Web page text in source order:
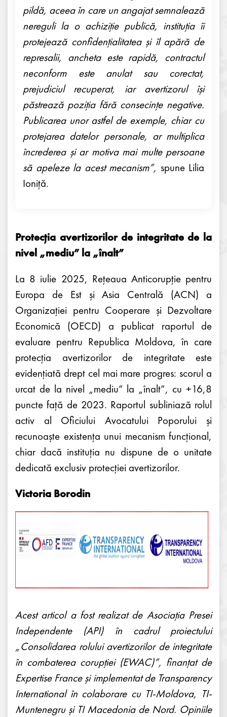
pildă, aceea în care un angajat semnalează
nereguli la o achiziție publică, instituția îi
protejează confidențialitatea și îl apără de
represalii, ancheta este rapidă, contractul
neconform este anulat sau corectat,
prejudiciul recuperat, iar avertizorul își
păstrează poziția fără consecințe negative.
Publicarea unor astfel de exemple, chiar cu
protejarea datelor personale, ar multiplica
încrederea și ar motiva mai multe persoane
să apeleze la acest mecanism”, spune Lilia
Ioniță.
Protecția avertizorilor de integritate de la
nivel „mediu” la „înalt”
La 8 iulie 2025, Rețeaua Anticorupție pentru
Europa de Est și Asia Centrală (ACN) a
Organizației pentru Cooperare și Dezvoltare
Economică (OECD) a publicat raportul de
evaluare pentru Republica Moldova, în care
protecția avertizorilor de integritate este
evidențiată drept cel mai mare progres: scorul a
urcat de la nivel „mediu” la „înalt”, cu +16,8
puncte față de 2023. Raportul subliniază rolul
activ al Oficiului Avocatului Poporului și
recunoaște existența unui mecanism funcțional,
chiar dacă instituția nu dispune de o unitate
dedicată exclusiv protecției avertizorilor.
Victoria Borodin
Acest articol a fost realizat de Asociația Presei
Independente (API) în cadrul proiectului
„Consolidarea rolului avertizorilor de integritate
în combaterea corupției (EWAC)”, finanțat de
Expertise France și implementat de Transparency
International în colaborare cu TI-Moldova, TI-
Muntenegru și TI Macedonia de Nord. Opiniile